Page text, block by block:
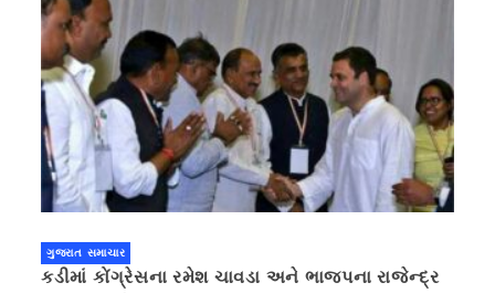
ગુજરાત સમાચાર
કડીમાં કોંગ્રેસના રમેશ ચાવડા અને ભાજપના રાજેન્દ્ર